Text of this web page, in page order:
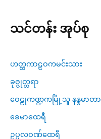
သင်တန်း အုပ်စု
ဟတ္ထကာဠဝကမင်းသား
ခုဇ္ဇုတ္တရာ
ဝေဠုကဏ္ဍကမြို့သူ နန္ဒမာတာ
ခေမာထေရီ
ဥပ္ပလဝဏ်ထေရီ